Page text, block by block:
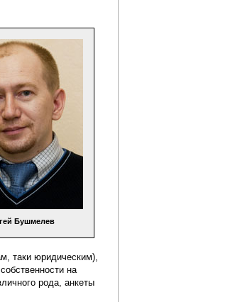
Бушмелев
таки юридическим),
на
рода, анкеты